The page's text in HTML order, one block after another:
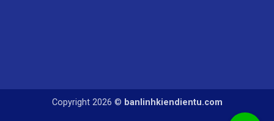
Copyright 2026 © banlinhkiendientu.com